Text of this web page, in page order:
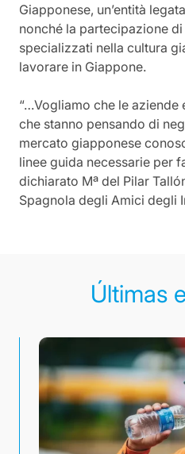
Giapponese, un’entità
nonché la partecipazione
specializzati nella cultura
lavorare in Giappone.
“…Vogliamo che le
che stanno pensando di
mercato giapponese
linee guida necessarie per
dichiarato Mª del Pilar
Spagnola degli Amici degli
Últimas